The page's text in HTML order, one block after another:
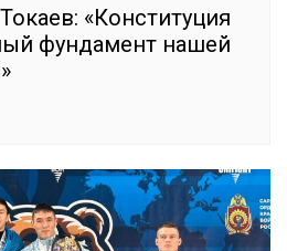
«Конституция
фундамент нашей